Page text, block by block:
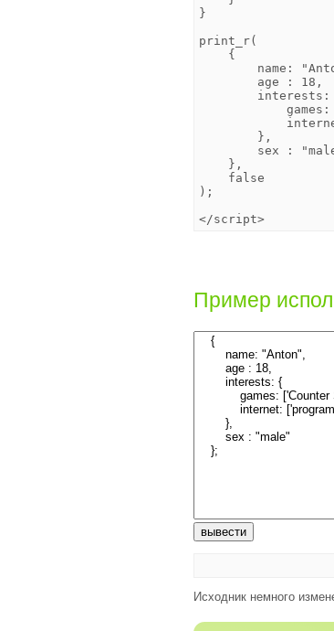
}
print_r(
    {
name:
        age : 18,
interests:
        },
sex :
    },
    false
);
Пример
Исходник немного